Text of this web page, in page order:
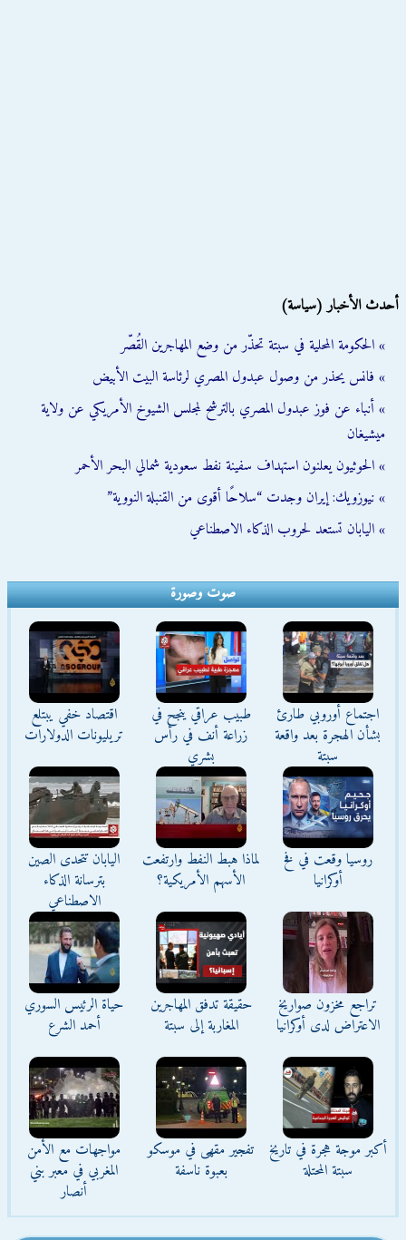
أحدث الأخبار (سياسة)
» الحكومة المحلية في سبتة تحذّر من وضع المهاجرين القُصّر
» فانس يحذر من وصول عبدول المصري لرئاسة البيت الأبيض
» أنباء عن فوز عبدول المصري بالترشح لمجلس الشيوخ الأمريكي عن ولاية
ميشيغان
» الحوثيون يعلنون استهداف سفينة نفط سعودية شمالي البحر الأحمر
» نيوزويك: إيران وجدت “سلاحًا أقوى من القنبلة النووية”
» اليابان تستعد لحروب الذكاء الاصطناعي
صوت وصورة
اجتماع أوروبي طارئ
بشأن الهجرة بعد واقعة
سبتة
طبيب عراقي ينجح في
زراعة أنف في رأس
بشري
اقتصاد خفي يبتلع
تريليونات الدولارات
روسيا وقعت في فخ
أوكرانيا
لماذا هبط النفط وارتفعت
الأسهم الأمريكية؟
اليابان تتحدى الصين
بترسانة الذكاء
الاصطناعي
تراجع مخزون صواريخ
الاعتراض لدى أوكرانيا
حقيقة تدفق المهاجرين
المغاربة إلى سبتة
حياة الرئيس السوري
أحمد الشرع
أكبر موجة هجرة في تاريخ
سبتة المحتلة
تفجير مقهى في موسكو
بعبوة ناسفة
مواجهات مع الأمن
المغربي في معبر بني
أنصار